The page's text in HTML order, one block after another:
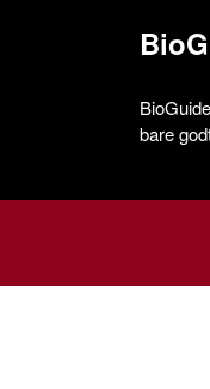
bare